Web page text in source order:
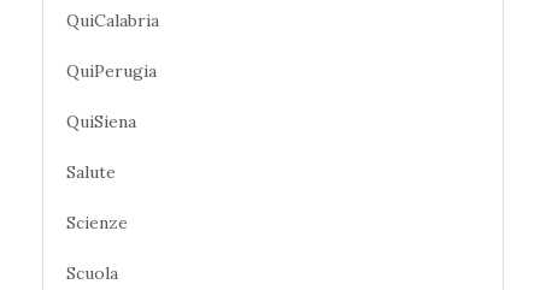
QuiCalabria
QuiPerugia
QuiSiena
Salute
Scienze
Scuola